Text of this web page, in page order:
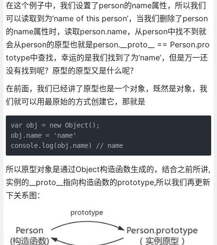
在这个例子中，我们设置了person的name属性，所以我们
可以读取到为’name of this person’，当我们删除了person
的name属性时，读取person.name，从person中找不到就
会从person的原型也就是person.__proto__ == Person.pro
totype中查找，幸运的是我们找到了为’name’，但是万一还
没有找到呢？原型的原型又是什么呢？
在前面，我们已经讲了原型也是一个对象，既然是对象，我
们就可以用最原始的方式创建它，那就是
var obj = new Object();
obj.name = 'name'
console.log(obj.name) // name
所以原型对象是通过Object构造函数生成的，结合之前所讲,
实例的__proto__指向构造函数的prototype,所以我们再更新
下关系图：